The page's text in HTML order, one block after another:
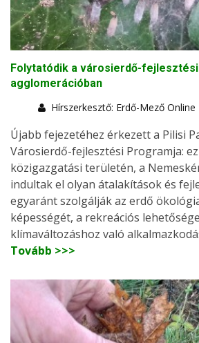
Folytatódik a városierdő-
agglomerációban
Hírszerkesztő: Erdő-Mező Online
Újabb fejezetéhez érkezett a Pilisi
Városierdő-fejlesztési Programja:
közigazgatási területén, a
indultak el olyan átalakítások és
egyaránt szolgálják az erdő
képességét, a rekreációs
klímaváltozáshoz való
Tovább >>>